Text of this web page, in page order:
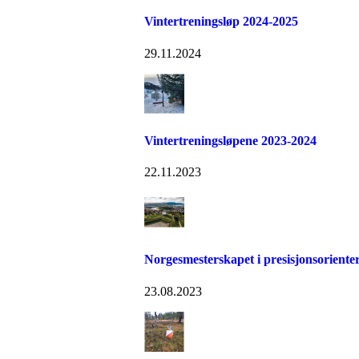
Vintertreningsløp 2024-2025
29.11.2024
Vintertreningsløpene 2023-2024
22.11.2023
Norgesmesterskapet i
23.08.2023